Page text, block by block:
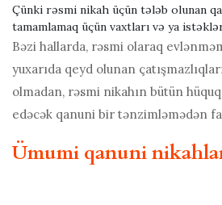
Çünki rəsmi nikah üçün tələb olunan
tamamlamaq üçün vaxtları və ya
Bəzi hallarda, rəsmi olaraq
yuxarıda qeyd olunan
olmadan, rəsmi nikahın bütün
edəcək qanuni bir tənzimləmədən
Ümumi qanuni